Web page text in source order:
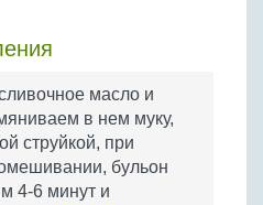
масло и
в нем муку,
струйкой, при
бульон
4-6 минут и